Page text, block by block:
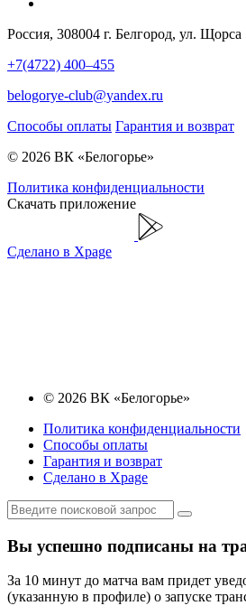
Россия, 308004 г. Белгород, ул. Щорса
+7(4722) 400–455
belogorye-club@yandex.ru
Способы оплаты Гарантия и возврат
© 2026 ВК «Белогорье»
Политика конфиденциальности
Скачать приложение
Сделано в Xpage
© 2026 ВК «Белогорье»
Политика конфиденциальности
Способы оплаты
Гарантия и возврат
Сделано в Xpage
Вы успешно подписаны на
За 10 минут до матча вам придет
(указанную в профиле) о запуске